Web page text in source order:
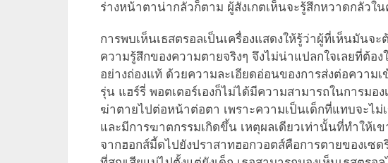
ร่างหน้าตาน่ากลัวก็ตาม ผู้สังเกตเห็นจะรู้สึกหวาดกลัวใ
การพบเห็นเธสตรอลเป็นเครื่องแสดงให้รู้ว่าผู้ที่เห็นมันจะ
ความรู้สึกของความตายจริงๆ จึงไม่น่าแปลกใจเลยที่ต้อ
อย่างถ่องแท้ ด้วยความละเอียดอ่อนของการส่งต่อความ
รุ่น แฮร์รี่ พอตเตอร์เองก็ไม่ได้มีความสามารถในการมอ
ฆ่าตายไปต่อหน้าต่อตา เพราะความเป็นเด็กที่แทบจะไม่เ
และมีการฆาตกรรมเกิดขึ้น เหตุผลเดียวเท่านั้นที่ทำให้เ
จากฮอกส์มี้ดไปยังปราสาทฮอกวอตส์คือการตายของเซ